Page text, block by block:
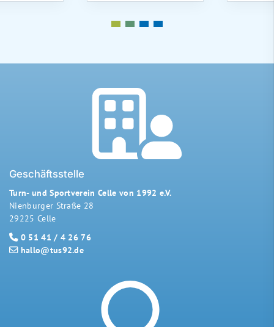
Geschäftsstelle
Turn- und Sportverein Celle von 1992 e.V.
Nienburger Straße 28
29225 Celle
0 51 41 / 4 26 76
hallo@tus92.de